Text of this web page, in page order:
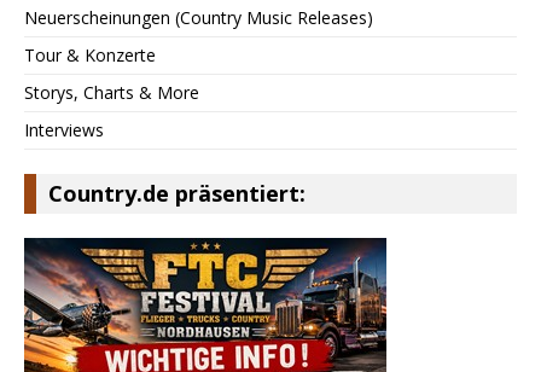
Neuerscheinungen (Country Music Releases)
Tour & Konzerte
Storys, Charts & More
Interviews
Country.de präsentiert: